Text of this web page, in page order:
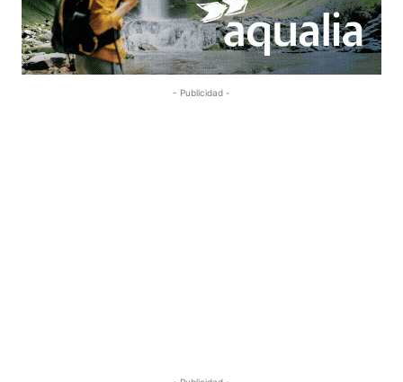
- Publicidad -